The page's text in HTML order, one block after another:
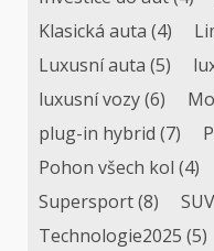
Klasická auta (4)
Luxusní auta (5)
luxusní vozy(6)
plug-in hybrid (7)
Pohon všech kol (4)
Supersport(8) SUV
Technologie2025 (5)